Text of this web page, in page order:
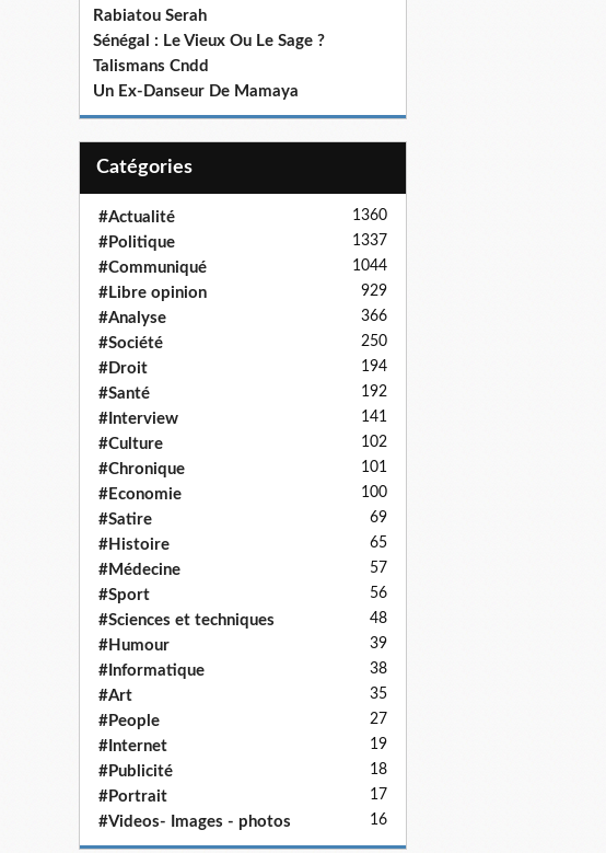
Rabiatou Serah
Sénégal : Le Vieux Ou Le Sage ?
Talismans Cndd
Un Ex-Danseur De Mamaya
Catégories
#Actualité 1360
#Politique 1337
#Communiqué 1044
#Libre opinion 929
#Analyse 366
#Société 250
#Droit 194
#Santé 192
#Interview 141
#Culture 102
#Chronique 101
#Economie 100
#Satire 69
#Histoire 65
#Médecine 57
#Sport 56
#Sciences et techniques 48
#Humour 39
#Informatique 38
#Art 35
#People 27
#Internet 19
#Publicité 18
#Portrait 17
#Videos- Images - photos 16